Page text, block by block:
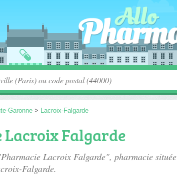
Garonne > Lacroix-Falgarde
Falgarde
Lacroix Falgarde", pharmacie située
Falgarde.